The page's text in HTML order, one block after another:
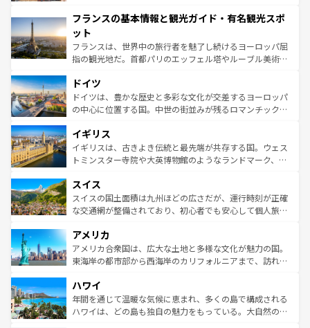
ませてくれるイタリアで、忘れられない旅をしてみよう！
なお、新着のイタリア情報は
しい。
文化が根付くこの国では、情熱的なフラメンコ、熱気あふ
れる闘牛、そして美味しいタパスが生活の一部となってい
る。首都マドリードの洗練された雰囲気や、バルセロナの
アートに溢れた街角から、地方では古代ローマ遺跡や中世
せる。地方によって風土や気候が異なるスペインはその個
性で訪れる人を魅了する。 なお、新着のスペイン情報は コ
ンテンツ一覧を参照してほしい。
フランスの基本情報と観光ガイド・有名観光スポ
ット
フランスは、世界中の旅行者を魅了し続けるヨーロッパ屈
指の観光地だ。首都パリのエッフェル塔やルーブル美術館
で、幅広い魅力が詰まっている。華麗な宮殿、歴史的な大
聖堂、美しいビーチ、そして豊かな自然が、訪れる者を心
から魅了する。また、フランスは美食の国としても知ら
いる。シャンパンの発祥地であるランス、プロヴァンスの
香り高いラベンダー畑など、多彩な楽しみ方が可能だ。さ
らに、パリ以外の地域にも魅力が溢れており、どの街角に
れる地方に足を運ぶとそれぞれで全く異なる文化を体験で
きるだろう。 なお、新着のフランス情報はコンテンツ一覧
を参照してほしい。
ドイツ
ドイツは、豊かな歴史と多彩な文化が交差するヨーロッパ
の中心に位置する国。中世の街並みが残るロマンチック街
顔を持つこの国は、どこを歩いても飽きることがない。ベ
ルリンの文化的活気、バイエルン州のアルプスの絶景、そ
してライン川沿いのワイン畑といった風景は必見。ビール
は、お酒好きな人にはぜひ体験してほしい。 なお、新着の
ドイツ情報はコンテンツ一覧を参照してほしい。
イギリス
イギリスは、古きよき伝統と最先端が共存する国。ウェス
トミンスター寺院や大英博物館のようなランドマーク、歴
リアごとに異なる魅力がある。また、優雅なアフタヌーン
ティー、ビール好きにはたまらない英国パブ、サッカー観
戦など、本場だからこそできる体験も豊富。イギリスを旅
ンツ一覧を参照してほしい。
スイス
スイスの国土面積は九州ほどの広さだが、運行時刻が正確
な交通網が整備されており、初心者でも安心して個人旅行
の建物がそのまま残る町や、スイスならではのユニークな
博物館もあり、アルプス観光だけでなく町歩きも満喫する
ことができる。国民の所得が高いため物価も高いが、旅行
ば市内交通費無料で観光を楽しむこともできる。 なお、新
着のスイス情報はコンテンツ一覧 を参照してほしい。
アメリカ
アメリカ合衆国は、広大な土地と多様な文化が魅力の国。
東海岸の都市部から西海岸のカリフォルニアまで、訪れる
のような巨大都市は、観光、ショッピング、エンターテイ
ンメントが詰まった刺激的なスポットだ。一方、アメリカ
西部には大自然が広がり、グランドキャニオンやイエロー
ハワイ
年間を通じて温暖な気候に恵まれ、多くの島で構成される
ハワイは、どの島も独自の魅力をもっている。大自然の神